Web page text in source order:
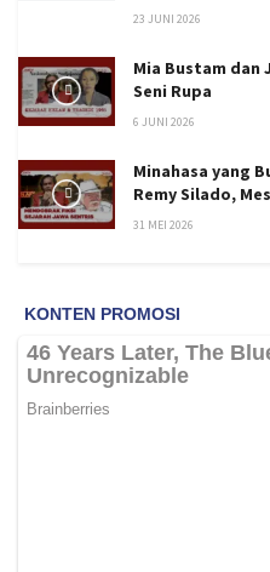
23 JUNI 2026
Mia Bustam dan
Seni Rupa
6 JUNI 2026
Minahasa yang
Remy Silado,
31 MEI 2026